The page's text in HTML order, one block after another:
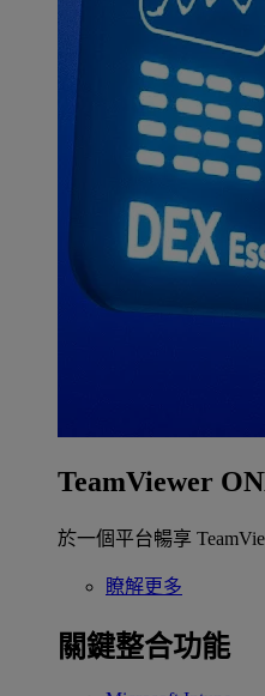
TeamViewer
於一個平台暢享
瞭解更多
關鍵整合功能